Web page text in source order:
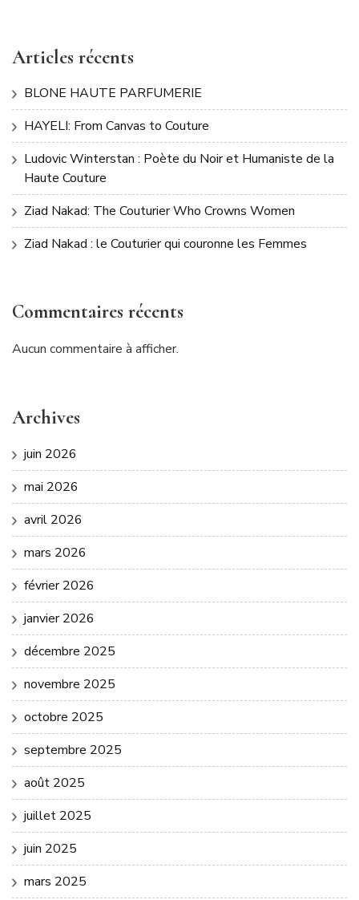
Articles récents
BLONE HAUTE PARFUMERIE
HAYELI: From Canvas to Couture
Ludovic Winterstan : Poète du Noir et Humaniste de la
Haute Couture
Ziad Nakad: The Couturier Who Crowns Women
Ziad Nakad : le Couturier qui couronne les Femmes
Commentaires récents
Aucun commentaire à afficher.
Archives
juin 2026
mai 2026
avril 2026
mars 2026
février 2026
janvier 2026
décembre 2025
novembre 2025
octobre 2025
septembre 2025
août 2025
juillet 2025
juin 2025
mars 2025